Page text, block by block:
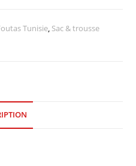
Tunisie, Sac & trousse